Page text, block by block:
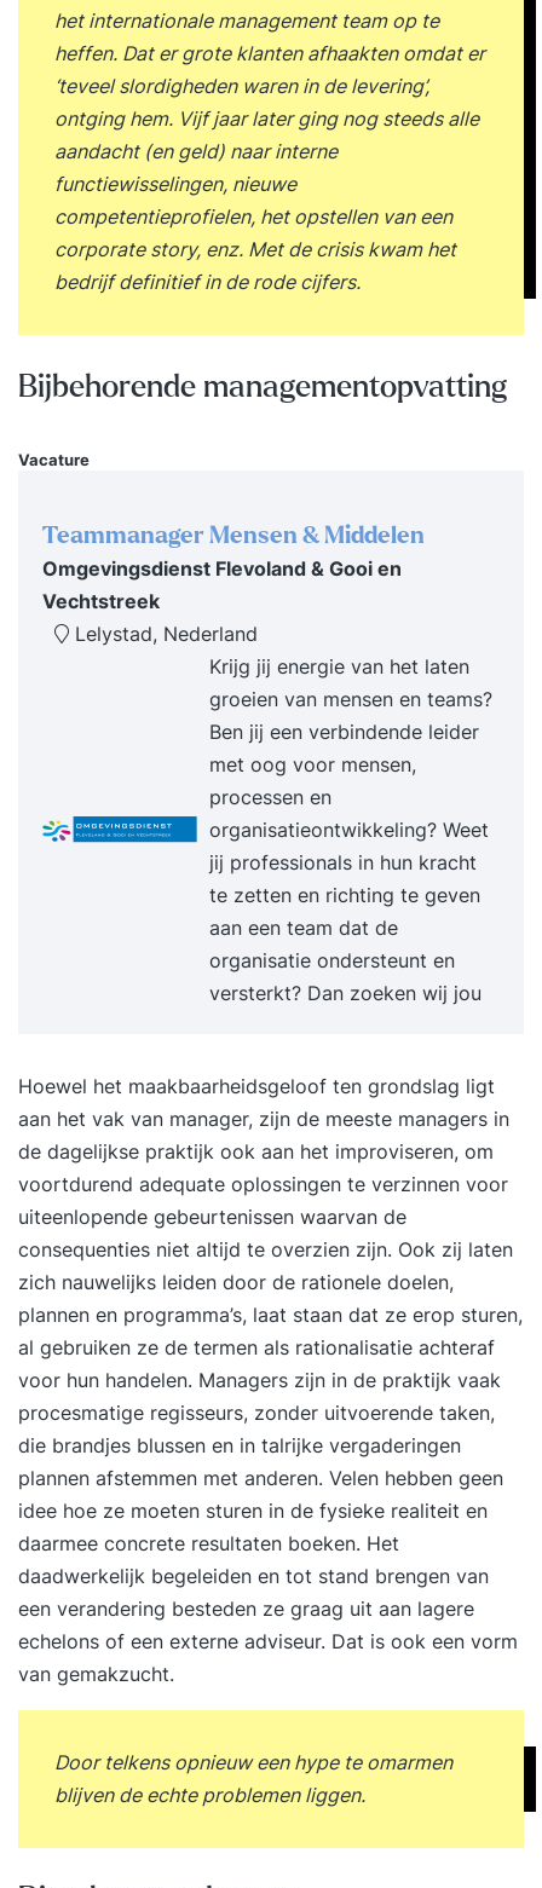
het internationale management team op te
heffen. Dat er grote klanten afhaakten omdat er
‘teveel slordigheden waren in de levering’,
ontging hem. Vijf jaar later ging nog steeds alle
aandacht (en geld) naar interne
functiewisselingen, nieuwe
competentieprofielen, het opstellen van een
corporate story, enz. Met de crisis kwam het
bedrijf definitief in de rode cijfers.
Bijbehorende managementopvatting
Vacature
Teammanager Mensen & Middelen
Omgevingsdienst Flevoland & Gooi en
Vechtstreek
Lelystad, Nederland
Krijg jij energie van het laten
groeien van mensen en teams?
Ben jij een verbindende leider
met oog voor mensen,
processen en
organisatieontwikkeling? Weet
jij professionals in hun kracht
te zetten en richting te geven
aan een team dat de
organisatie ondersteunt en
versterkt? Dan zoeken wij jou
Hoewel het maakbaarheidsgeloof ten grondslag ligt
aan het vak van manager, zijn de meeste managers in
de dagelijkse praktijk ook aan het improviseren, om
voortdurend adequate oplossingen te verzinnen voor
uiteenlopende gebeurtenissen waarvan de
consequenties niet altijd te overzien zijn. Ook zij laten
zich nauwelijks leiden door de rationele doelen,
plannen en programma’s, laat staan dat ze erop sturen,
al gebruiken ze de termen als rationalisatie achteraf
voor hun handelen. Managers zijn in de praktijk vaak
procesmatige regisseurs, zonder uitvoerende taken,
die brandjes blussen en in talrijke vergaderingen
plannen afstemmen met anderen. Velen hebben geen
idee hoe ze moeten sturen in de fysieke realiteit en
daarmee concrete resultaten boeken. Het
daadwerkelijk begeleiden en tot stand brengen van
een verandering besteden ze graag uit aan lagere
echelons of een externe adviseur. Dat is ook een vorm
van gemakzucht.
Door telkens opnieuw een hype te omarmen
blijven de echte problemen liggen.